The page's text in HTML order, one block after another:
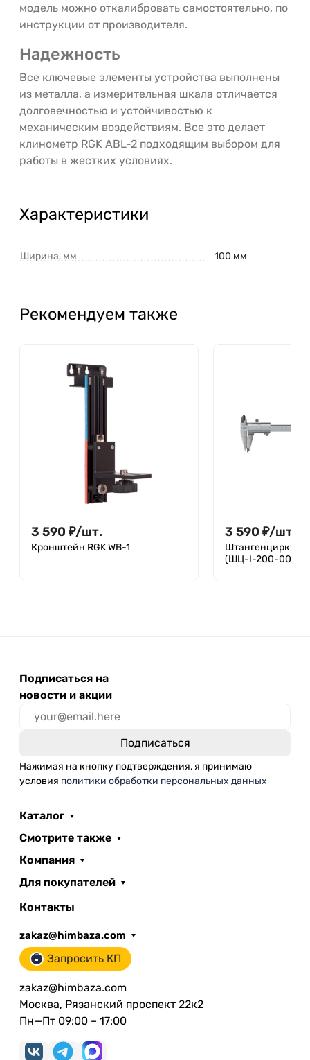
модель можно откалибровать самостоятельно, по
инструкции от производителя.
Надежность
Все ключевые элементы устройства выполнены
из металла, а измерительная шкала отличается
долговечностью и устойчивостью к
механическим воздействиям. Все это делает
клинометр RGK ABL-2 подходящим выбором для
работы в жестких условиях.
Характеристики
Ширина, мм 100 мм
Рекомендуем также
3 590 ₽/шт.
Кронштейн RGK WB-1
3 590 ₽/шт.
Штангенциркуль
(ШЦ-I-200-002)
Подписаться на
новости и акции
Нажимая на кнопку подтверждения, я принимаю
условия политики обработки персональных данных
Каталог
Смотрите также
Компания
Для покупателей
Контакты
zakaz@himbaza.com
Запросить КП
zakaz@himbaza.com
Москва, Рязанский проспект 22к2
Пн—Пт 09:00 – 17:00